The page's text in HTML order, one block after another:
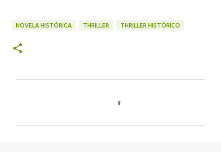
NOVELA HISTÓRICA THRILLER THRILLER HISTÓRICO